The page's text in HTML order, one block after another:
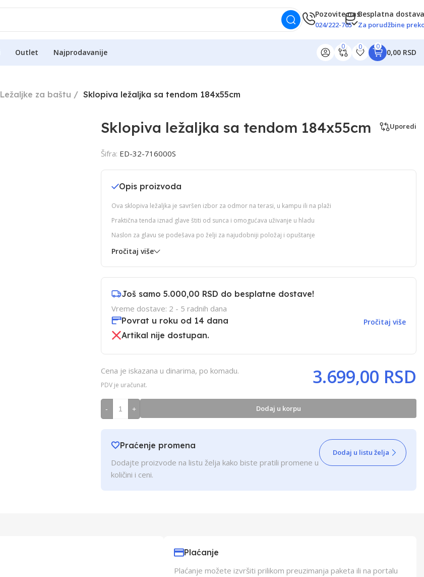
Pozovite nas
024/222-765
Besplatna
Za porudžbine
Outlet Najprodavanije
0 0 0
0,00 RSD
Ležaljke za baštu Sklopiva ležaljka sa tendom 184x55cm
Sklopiva ležaljka sa tendom 184x55cm Uporedi
Šifra: ED-32-716000S
Opis proizvoda
Ova sklopiva ležaljka je savršen izbor za odmor na terasi, u kampu ili na plaži
Praktična tenda iznad glave štiti od sunca i omogućava uživanje u hladu
Naslon za glavu se podešava po želji za najudobniji položaj i opuštanje
Pročitaj više
Još samo 5.000,00 RSD do besplatne dostave!
Vreme dostave: 2 - 5 radnih dana
Povrat u roku od 14 dana
Pročitaj više
Artikal nije dostupan.
Cena je iskazana u dinarima, po komadu.
PDV je uračunat. 3.699,00 RSD
- + Dodaj u korpu
Praćenje promena
Dodajte proizvode na listu želja kako biste pratili promene u
količini i ceni.
Dodaj u listu želja
Plaćanje
Plaćanje možete izvršiti prilikom preuzimanja paketa ili na portalu